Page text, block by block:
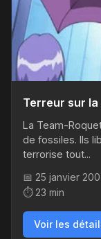
Terreur sur la
La Team-
de fossiles. Ils
terrorise tout...
📅 25 janvier
⏱️ 23 min
Voir les